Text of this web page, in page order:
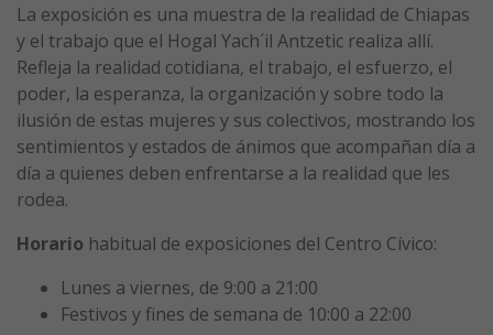
La exposición es una muestra de la realidad de Chiapas
y el trabajo que el Hogal Yach´il Antzetic realiza allí.
Refleja la realidad cotidiana, el trabajo, el esfuerzo, el
poder, la esperanza, la organización y sobre todo la
ilusión de estas mujeres y sus colectivos, mostrando los
sentimientos y estados de ánimos que acompañan día a
día a quienes deben enfrentarse a la realidad que les
rodea.
Horario habitual de exposiciones del Centro Cívico:
Lunes a viernes, de 9:00 a 21:00
Festivos y fines de semana de 10:00 a 22:00